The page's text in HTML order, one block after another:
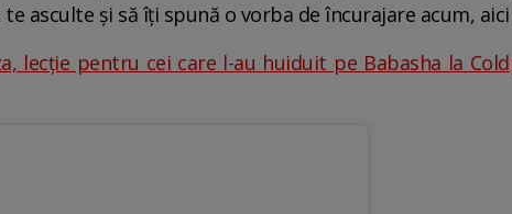
te asculte și să îți spună o vorba de încurajare acum,
lecție pentru cei care l-au huiduit pe Babasha la